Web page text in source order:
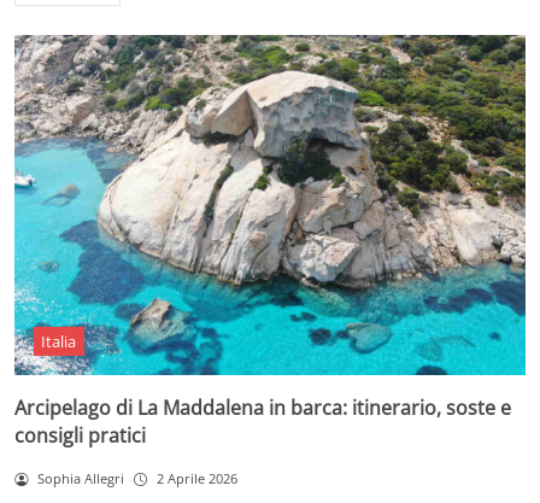
Italia
Arcipelago di La Maddalena in barca: itinerario, soste e
consigli pratici
Sophia Allegri 2 Aprile 2026